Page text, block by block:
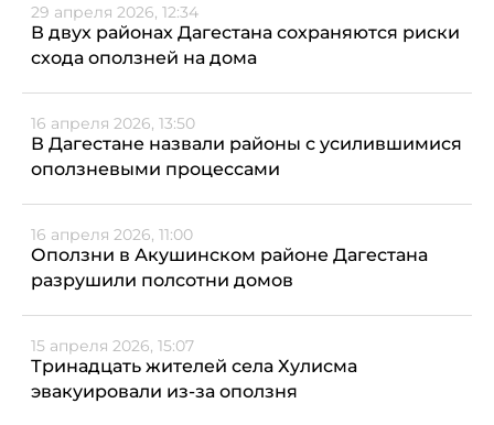
29 апреля 2026, 12:34
В двух районах Дагестана сохраняются риски
схода оползней на дома
16 апреля 2026, 13:50
В Дагестане назвали районы с усилившимися
оползневыми процессами
16 апреля 2026, 11:00
Оползни в Акушинском районе Дагестана
разрушили полсотни домов
15 апреля 2026, 15:07
Тринадцать жителей села Хулисма
эвакуировали из-за оползня